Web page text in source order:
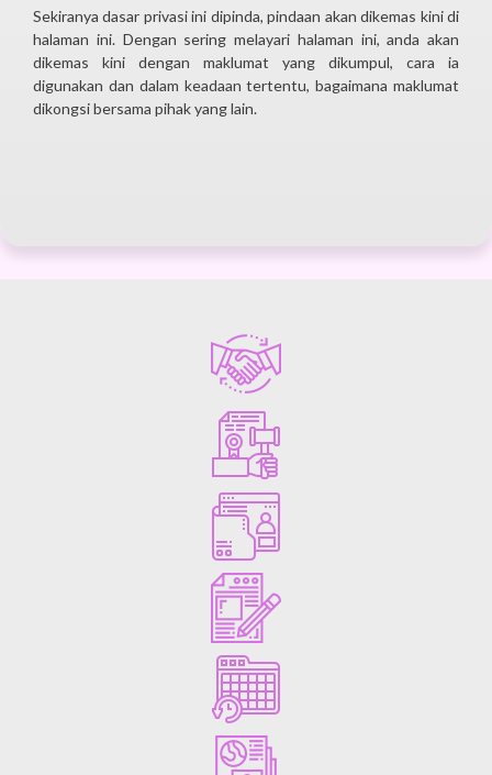
Sekiranya dasar privasi ini dipinda, pindaan akan dikemas kini di
halaman ini. Dengan sering melayari halaman ini, anda akan
dikemas kini dengan maklumat yang dikumpul, cara ia
digunakan dan dalam keadaan tertentu, bagaimana maklumat
dikongsi bersama pihak yang lain.